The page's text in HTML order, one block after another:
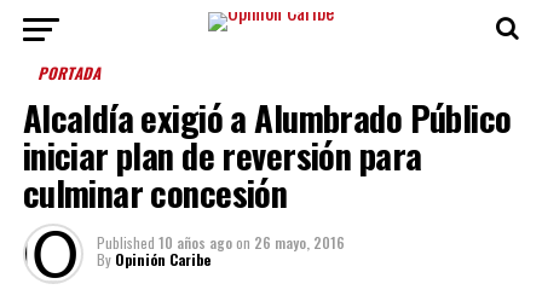
PORTADA
Alcaldía exigió a Alumbrado Público
iniciar plan de reversión para
culminar concesión
Published 10 años agoon 26 mayo, 2016
By Opinión Caribe